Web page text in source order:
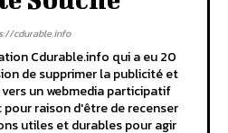
cdurable.info
Cdurable.info qui a eu 20
de supprimer la publicité et
un webmedia participatif
raison d'être de recenser
utiles et durables pour agir